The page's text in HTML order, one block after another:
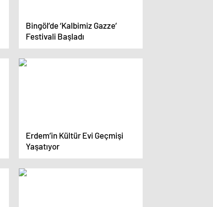
Bingöl’de ‘Kalbimiz Gazze’
Festivali Başladı
Erdem’in Kültür Evi Geçmişi
Yaşatıyor